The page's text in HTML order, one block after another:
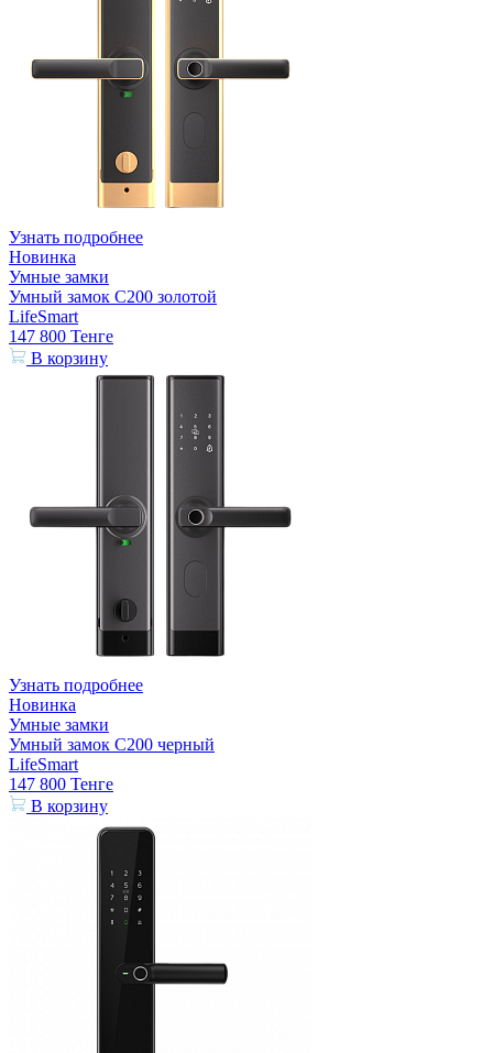
Узнать подробнее
Новинка
Умные замки
Умный замок С200 золотой
LifeSmart
147 800 Тенге
В корзину
Узнать подробнее
Новинка
Умные замки
Умный замок С200 черный
LifeSmart
147 800 Тенге
В корзину